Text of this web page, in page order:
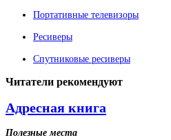
Портативные телевизоры
Ресиверы
Спутниковые ресиверы
Читатели рекомендуют
Адресная книга
Полезные места